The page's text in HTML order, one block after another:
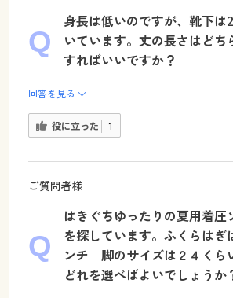
身長は低いのですが、靴下は
いています。丈の長さはどち
すればいいですか？
回答を見る
役に立った 1
ご質問者様
はきぐちゆったりの夏用着圧
を探しています。ふくらはぎ
ンチ 脚のサイズは２４くら
どれを選べばよいでしょうか